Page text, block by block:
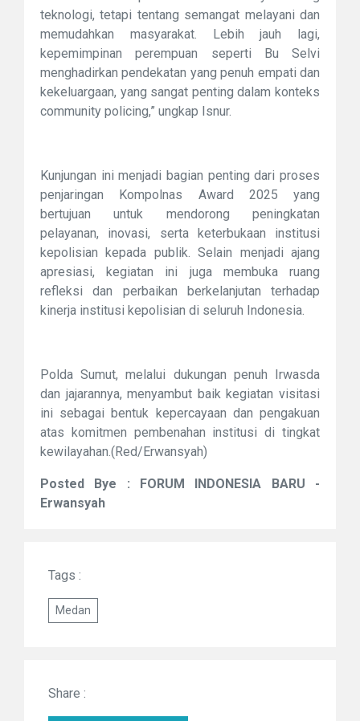
teknologi, tetapi tentang semangat melayani dan
memudahkan masyarakat. Lebih jauh lagi,
kepemimpinan perempuan seperti Bu Selvi
menghadirkan pendekatan yang penuh empati dan
kekeluargaan, yang sangat penting dalam konteks
community policing,” ungkap Isnur.
Kunjungan ini menjadi bagian penting dari proses
penjaringan Kompolnas Award 2025 yang
bertujuan untuk mendorong peningkatan
pelayanan, inovasi, serta keterbukaan institusi
kepolisian kepada publik. Selain menjadi ajang
apresiasi, kegiatan ini juga membuka ruang
refleksi dan perbaikan berkelanjutan terhadap
kinerja institusi kepolisian di seluruh Indonesia.
Polda Sumut, melalui dukungan penuh Irwasda
dan jajarannya, menyambut baik kegiatan visitasi
ini sebagai bentuk kepercayaan dan pengakuan
atas komitmen pembenahan institusi di tingkat
kewilayahan.(Red/Erwansyah)
Posted Bye : FORUM INDONESIA BARU -
Erwansyah
Tags :
Medan
Share :